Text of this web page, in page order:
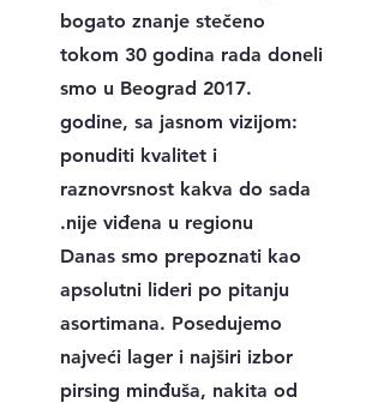
bogato znanje stečeno
tokom 30 godina rada doneli
smo u Beograd 2017.
godine, sa jasnom vizijom:
ponuditi kvalitet i
raznovrsnost kakva do sada
nije viđena u regionu.
Danas smo prepoznati kao
apsolutni lideri po pitanju
asortimana. Posedujemo
najveći lager i najširi izbor
pirsing minđuša, nakita od